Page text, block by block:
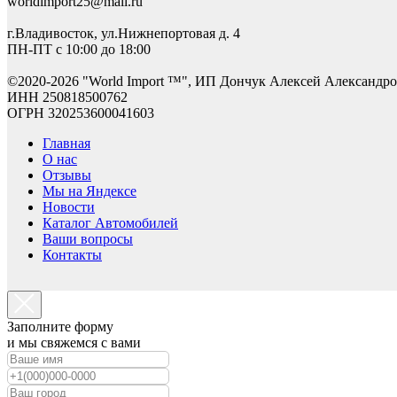
г.Владивосток, ул.Нижнепортовая д. 4
ПН-ПТ с 10:00 до 18:00
©2020-2026 "World Import ™", ИП Дончук Алексей
ИНН 250818500762
ОГРН 320253600041603
Главная
О нас
Отзывы
Мы на Яндексе
Новости
Каталог Автомобилей
Ваши вопросы
Контакты
Заполните форму
и мы свяжемся с вами